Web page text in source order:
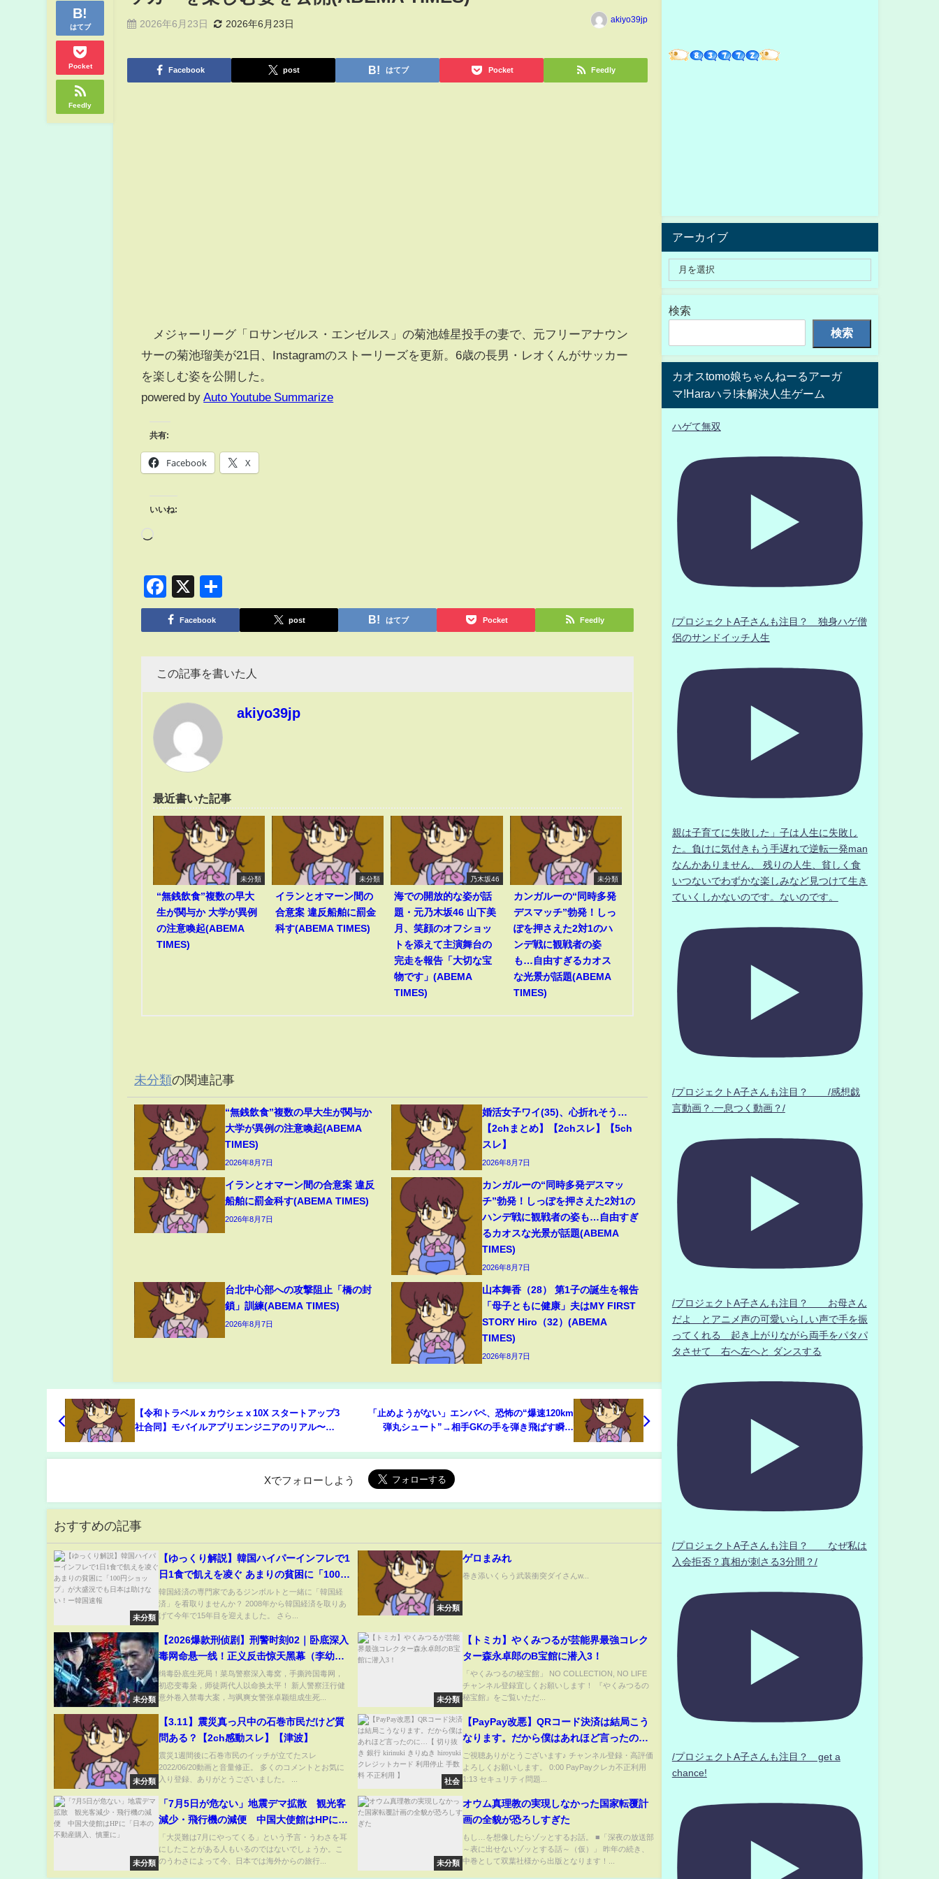
はてブ
Pocket
Feedly
2026年6月23日 2026年6月23日 akiyo39jp
Facebook post はてブ Pocket Feedly
メジャーリーグ「ロサンゼルス・エンゼルス」の菊池雄星投手の妻で、元フリーアナウン
サーの菊池瑠美が21日、Instagramのストーリーズを更新。6歳の長男・レオくんがサッカー
を楽しむ姿を公開した。
powered by Auto Youtube Summarize
共有:
Facebook X
いいね:
Facebook
X
有
Facebook post はてブ Pocket Feedly
この記事を書いた人
akiyo39jp
最近書いた記事
未分類
“無銭飲食”複数の早大
生が関与か 大学が異例
の注意喚起(ABEMA
TIMES)
未分類
イランとオマーン間の
合意案 違反船舶に罰金
科す(ABEMA TIMES)
乃木坂46
海での開放的な姿が話
題・元乃木坂46 山下美
月、笑顔のオフショッ
トを添えて主演舞台の
完走を報告「大切な宝
物です」(ABEMA
TIMES)
未分類
カンガルーの“同時多発
デスマッチ”勃発！しっ
ぽを押さえた2対1のハ
ンデ戦に観戦者の姿
も…自由すぎるカオス
な光景が話題(ABEMA
TIMES)
未分類の関連記事
“無銭飲食”複数の早大生が関与か
大学が異例の注意喚起(ABEMA
TIMES)
2026年8月7日
婚活女子ワイ(35)、心折れそう…
【2chまとめ】【2chスレ】【5ch
スレ】
2026年8月7日
イランとオマーン間の合意案 違反
船舶に罰金科す(ABEMA TIMES)
2026年8月7日
カンガルーの“同時多発デスマッ
チ”勃発！しっぽを押さえた2対1の
ハンデ戦に観戦者の姿も…自由すぎ
るカオスな光景が話題(ABEMA
TIMES)
2026年8月7日
台北中心部への攻撃阻止「橋の封
鎖」訓練(ABEMA TIMES)
2026年8月7日
山本舞香（28） 第1子の誕生を報告
「母子ともに健康」夫はMY FIRST
STORY Hiro（32）(ABEMA
TIMES)
2026年8月7日
【令和トラベル x カウシェ x 10X スタートアップ3
社合同】モバイルアプリエンジニアのリアル〜
技術についてリアルな声で届けます！〜
「止めようがない」エンバペ、恐怖の“爆速120km
弾丸シュート”→相手GKの手を弾き飛ばす瞬間
Xでフォローしよう
おすすめの記事
未分類
【ゆっくり解説】韓国ハイパーインフレで1
日1食で飢えを凌ぐ あまりの貧困に「100円
ショップ」が大盛況でも日本は助けない！
ー韓国速報
韓国経済の専門家であるジンボルトと一緒に「韓国経
済」を看取りませんか？ 2008年から韓国経済を取りあ
げて今年で15年目を迎えました。 さら...
未分類
ゲロまみれ
巻き添いくらう武装衝突ダイさんw...
未分類
【2026爆款刑侦剧】刑警时刻02｜卧底深入
毒网命悬一线！正义反击惊天黑幕（李幼斌×
白敬亭）#警匪 #缉毒 #案件
缉毒卧底生死局！菜鸟警察深入毒窝，手撕跨国毒网，
初恋变毒枭，师徒两代人以命换太平！ 新人警察汪行健
意外卷入禁毒大案，与飒爽女警张卓颖组成生死...
未分類
【トミカ】やくみつるが芸能界最強コレク
ター森永卓郎のB宝館に潜入3！
「やくみつるの秘宝館」 NO COLLECTION, NO LIFE
チャンネル登録宜しくお願いします！ 『やくみつるの
秘宝館』をご覧いただ...
未分類
【3.11】震災真っ只中の石巻市民だけど質
問ある？【2ch感動スレ】【津波】
震災1週間後に石巻市民のイッチが立てたスレ
2022/06/20動画と音量修正。 多くのコメントとお気に
入り登録、ありがとうございました。 ...
社会
【PayPay改悪】QRコード決済は結局こう
なります。だから僕はあれほど言ったの
に…【 切り抜き 銀行 kirinuki きりぬき
hiroyuki クレジットカード 利用停止 手数
料 不正利用 】
ご視聴ありがとうございます♪ チャンネル登録・高評価
よろしくお願いします。 0:00 PayPayクレカ不正利用
1:13 セキュリティ問題...
未分類
「7月5日が危ない」地震デマ拡散 観光客
減少・飛行機の減便 中国大使館はHPに
「日本の不動産購入、慎重に」
「大災難は7月にやってくる」という予言・うわさを耳
にしたことがある人もいるのではないでしょうか。こ
のうわさによって今、日本では海外からの旅行...
未分類
オウム真理教の実現しなかった国家転覆計
画の全貌が恐ろしすぎた
もし…を想像したらゾッとするお話。 ■「深夜の放送部
～表に出せないゾッとする話～（仮）」 昨年の続き、
中巻として双葉社様から出版となります！...
アーカイブ
検索
検索
カオスtomo娘ちゃんねーるアーガ
マ!Haraハラ!未解決人生ゲーム
ハゲて無双
/プロジェクトA子さんも注目？ 独身ハゲ僧
侶のサンドイッチ人生
親は子育てに失敗した」子は人生に失敗し
た。負けに気付きもう手遅れで逆転一発man
なんかありません、 残りの人生、貧しく食
いつないでわずかな楽しみなど見つけて生き
ていくしかないのです。ないのです。
/プロジェクトA子さんも注目？ /感想戯
言動画？.一息つく動画？/
/プロジェクトA子さんも注目？ お母さん
だよ とアニメ声の可愛いらしい声で手を振
ってくれる 起き上がりながら両手をパタパ
タさせて 右へ左へと ダンスする
/プロジェクトA子さんも注目？ なぜ私は
入会拒否？真相が刺さる3分間？/
/プロジェクトA子さんも注目？ get a
chance!